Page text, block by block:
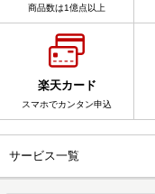
商品数は1億点以上
楽天カード
スマホでカンタン申込
サービス一覧